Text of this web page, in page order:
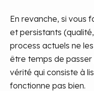
En revanche, si vous
et persistants
process actuels ne
être temps de
vérité qui consiste à
fonctionne pas bien.